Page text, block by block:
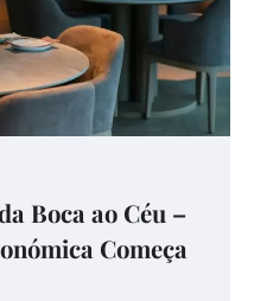
Boca ao Céu –
Começa